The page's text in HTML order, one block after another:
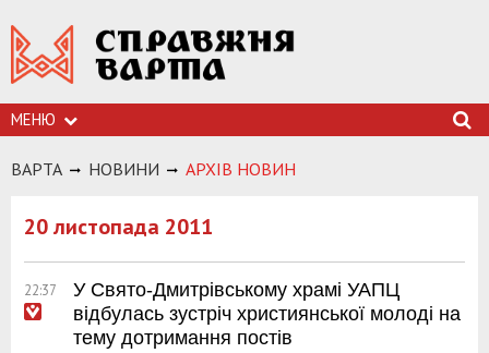
МЕНЮ
ВАРТА НОВИНИ АРХIВ НОВИН
20 листопада 2011
22:37
У Свято-Дмитрівському храмі УАПЦ
відбулась зустріч християнської молоді на
тему дотримання постів